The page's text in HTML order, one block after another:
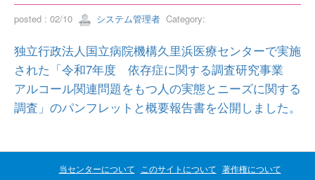
posted : 02/10 システム管理者 Category:
独立行政法人国立病院機構久里浜医療センターで実施
された「令和7年度 依存症に関する調査研究事業
アルコール関連問題をもつ人の実態とニーズに関する
調査」のパンフレットと概要報告書を公開しました。
当センターについて このサイトについて 著作権について